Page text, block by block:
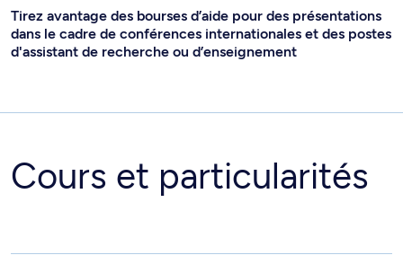
Tirez avantage des bourses d’aide pour des présentations
dans le cadre de conférences internationales et des postes
d'assistant de recherche ou d’enseignement
Cours et particularités